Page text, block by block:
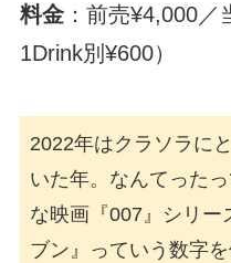
料金：前売¥4,000／
1Drink別¥600）
2022年はクラソラに
いた年。なんてった
な映画『007』シリー
ブン』っていう数字